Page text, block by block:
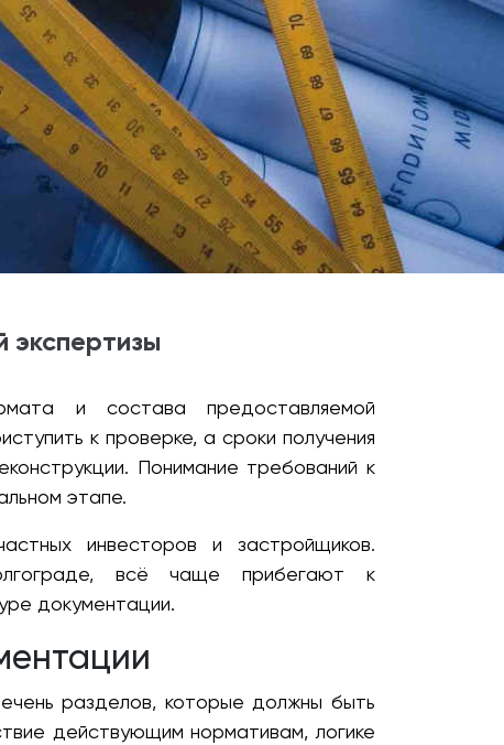
экспертизы
и состава предоставляемой
к проверке, а сроки получения
Понимание требований к
этапе.
инвесторов и застройщиков.
всё чаще прибегают к
документации.
разделов, которые должны быть
действующим нормативам, логике